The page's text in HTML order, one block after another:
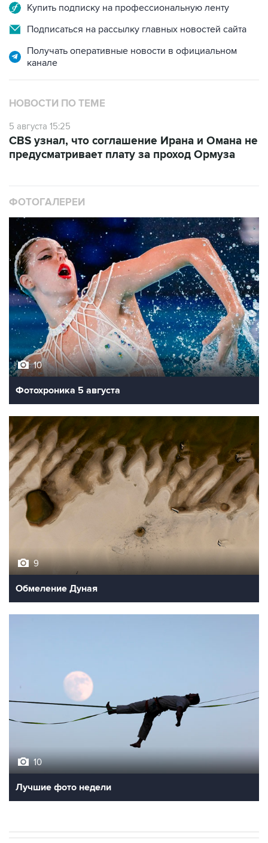
Купить подписку на профессиональную ленту
Подписаться на рассылку главных новостей сайта
Получать оперативные новости в официальном
канале
НОВОСТИ ПО ТЕМЕ
5 августа 15:25
CBS узнал, что соглашение Ирана и Омана не
предусматривает плату за проход Ормуза
ФОТОГАЛЕРЕИ
10
Фотохроника 5 августа
9
Обмеление Дуная
10
Лучшие фото недели